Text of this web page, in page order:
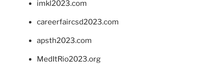
imkl2023.com
careerfaircsd2023.com
apsth2023.com
MedItRio2023.org